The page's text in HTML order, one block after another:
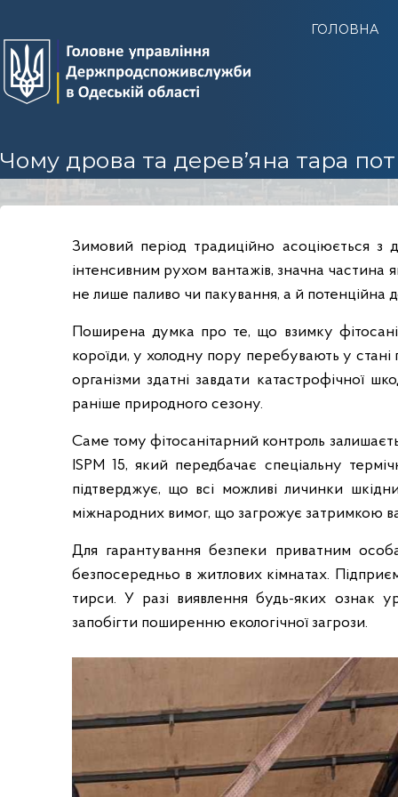
п
р
с
п
о
ж
и
в
с
л
ж
и
в
О
е
с
ь
к
б
л
а
с
ГОЛОВНА
Чому дрова та дерев’яна тара
Зимовий період традиційно асоціюється
інтенсивним рухом вантажів, значна частина
не лише паливо чи пакування, а й потенційна
Поширена думка про те, що взимку
короїди, у холодну пору перебувають у
організми здатні завдати катастрофічної
раніше природного сезону.
Саме тому фітосанітарний контроль
ISPM 15, який передбачає спеціальну
підтверджує, що всі можливі личинки
міжнародних вимог, що загрожує затримкою
Для гарантування безпеки приватним
безпосередньо в житлових кімнатах.
тирси. У разі виявлення будь-яких ознак
запобігти поширенню екологічної загрози.